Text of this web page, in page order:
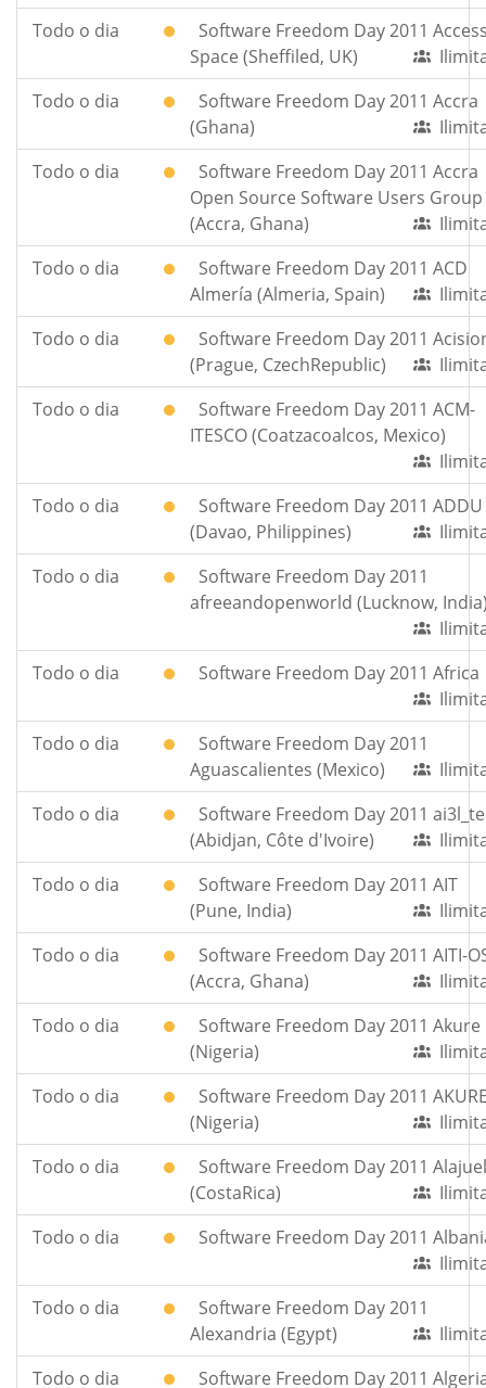
Todo o dia
Software Freedom Day 2011
Space (Sheffiled, UK)
Todo o dia
Software Freedom Day 2011 Accra
(Ghana)
Todo o dia
Software Freedom Day 2011 Accra
Open Source Software Users Group
(Accra, Ghana)
Todo o dia
Software Freedom Day 2011 ACD
Almería (Almeria, Spain)
Todo o dia
Software Freedom Day 2011
(Prague, CzechRepublic)
Todo o dia
Software Freedom Day 2011 ACM-
ITESCO (Coatzacoalcos, Mexico)
Todo o dia
Software Freedom Day 2011 ADDU
(Davao, Philippines)
Todo o dia
Software Freedom Day 2011
afreeandopenworld (Lucknow,
Todo o dia
Software Freedom Day 2011 Africa
Todo o dia
Software Freedom Day 2011
Aguascalientes (Mexico)
Todo o dia
Software Freedom Day 2011
(Abidjan, Côte d'Ivoire)
Todo o dia
Software Freedom Day 2011 AIT
(Pune, India)
Todo o dia
Software Freedom Day 2011 AITI-
(Accra, Ghana)
Todo o dia
Software Freedom Day 2011 Akure
(Nigeria)
Todo o dia
Software Freedom Day 2011
(Nigeria)
Todo o dia
Software Freedom Day 2011
(CostaRica)
Todo o dia
Software Freedom Day 2011
Todo o dia
Software Freedom Day 2011
Alexandria (Egypt)
Todo o dia
Software Freedom Day 2011